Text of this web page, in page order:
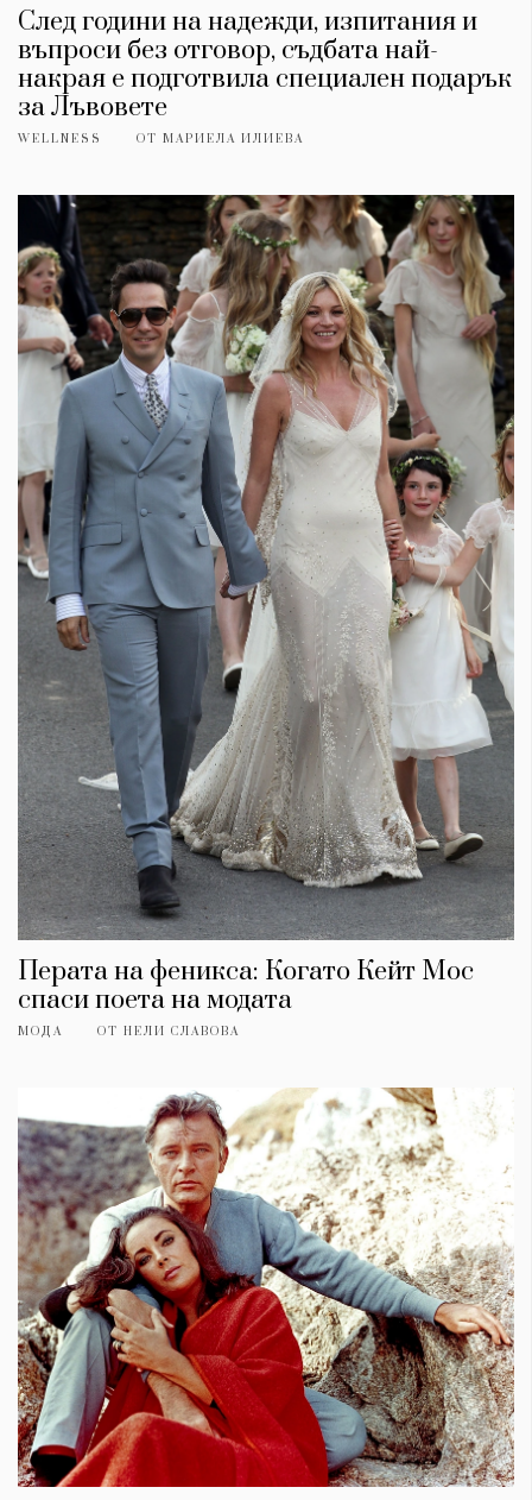
След години на надежди, изпитания и
въпроси без отговор, съдбата най-
накрая е подготвила специален подарък
за Лъвовете
WELLNESS ОТ МАРИЕЛА ИЛИЕВА
Перата на феникса: Когато Кейт Мос
спаси поета на модата
МОДА ОТ НЕЛИ СЛАВОВА